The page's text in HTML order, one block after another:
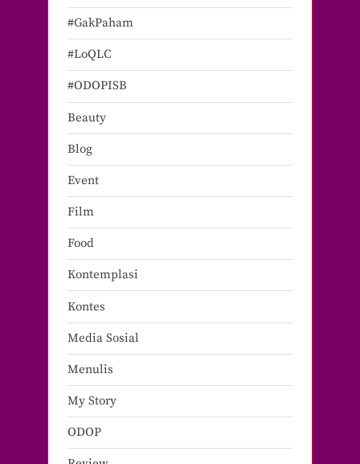
#GakPaham
#LoQLC
#ODOPISB
Beauty
Blog
Event
Film
Food
Kontemplasi
Kontes
Media Sosial
Menulis
My Story
ODOP